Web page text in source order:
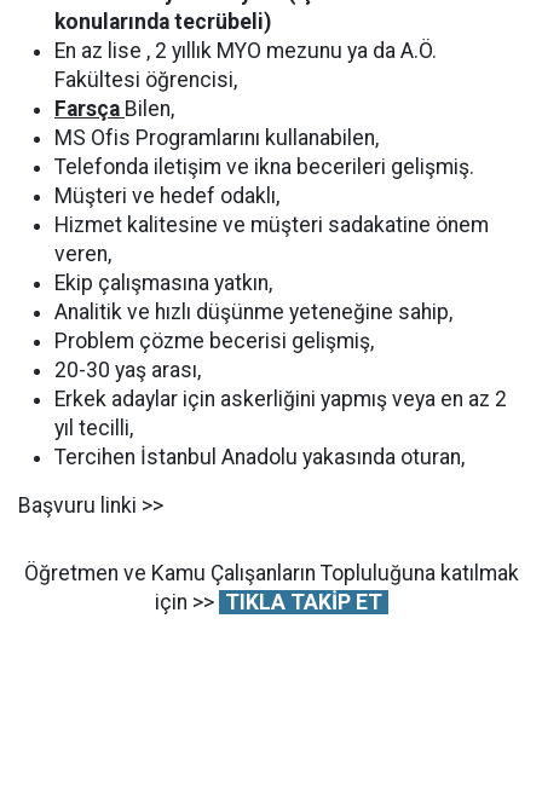
konularında tecrübeli)
En az lise , 2 yıllık MYO mezunu ya da A.Ö.
Fakültesi öğrencisi,
Farsça Bilen,
MS Ofis Programlarını kullanabilen,
Telefonda iletişim ve ikna becerileri gelişmiş.
Müşteri ve hedef odaklı,
Hizmet kalitesine ve müşteri sadakatine önem
veren,
Ekip çalışmasına yatkın,
Analitik ve hızlı düşünme yeteneğine sahip,
Problem çözme becerisi gelişmiş,
20-30 yaş arası,
Erkek adaylar için askerliğini yapmış veya en az 2
yıl tecilli,
Tercihen İstanbul Anadolu yakasında oturan,
Başvuru linki >>
Öğretmen ve Kamu Çalışanların Topluluğuna katılmak
için >> TIKLA TAKİP ET